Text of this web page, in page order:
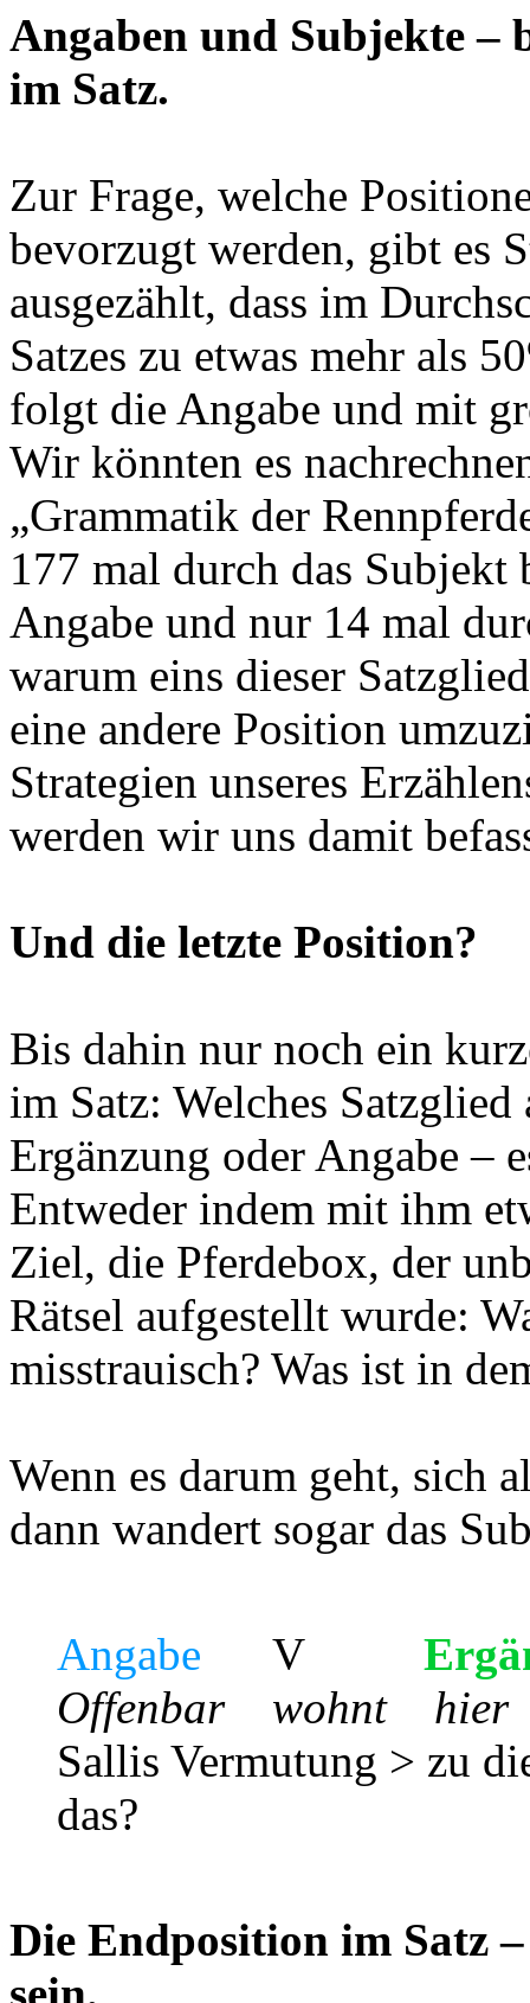
Angaben und Subjekte –
im Satz.
Zur Frage, welche
bevorzugt werden, gibt es
ausgezählt, dass im
Satzes zu etwas mehr als
folgt die Angabe und mit
Wir könnten es
„Grammatik der
177 mal durch das Subjekt
Angabe und nur 14 mal
warum eins dieser
eine andere Position
Strategien unseres
werden wir uns damit
Und die letzte Position?
Bis dahin nur noch ein
im Satz: Welches
Ergänzung oder Angabe –
Entweder indem mit ihm
Ziel, die Pferdebox, der
Rätsel aufgestellt wurde:
misstrauisch? Was ist in
Wenn es darum geht, sich
dann wandert sogar das
Angabe V
Offenbar
Sallis Vermutung > zu
das?
Die Endposition im Satz
sein.